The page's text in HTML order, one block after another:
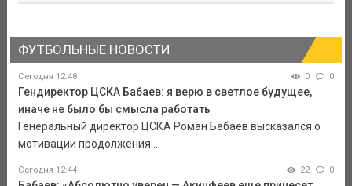
ФУТБОЛЬНЫЕ НОВОСТИ
Сегодня 12:48 0 0
Гендиректор ЦСКА Бабаев: я верю в светлое будущее,
иначе не было бы смысла работать
Генеральный директор ЦСКА Роман Бабаев высказался о
мотивации продолжения ...
Сегодня 12:44 22 0